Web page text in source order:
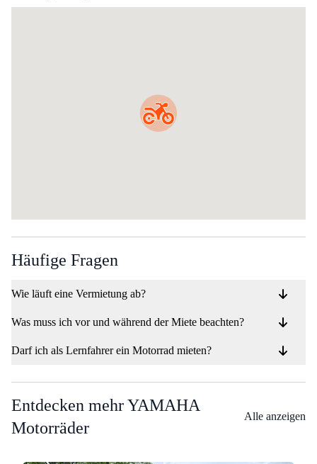
Häufige Fragen
Wie läuft eine Vermietung ab?
Was muss ich vor und während der Miete beachten?
Darf ich als Lernfahrer ein Motorrad mieten?
Entdecken mehr YAMAHA
Motorräder
Alle anzeigen